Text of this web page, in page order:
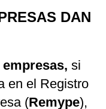
DAN
si
en el Registro
(Remype),